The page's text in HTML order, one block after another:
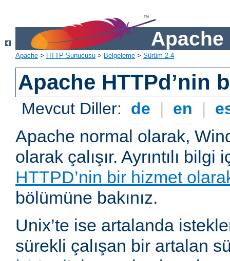
Apache
Apache > HTTP Sunucusu > Belgeleme > Sürüm 2.4
Apache HTTPd’nin
Mevcut Diller: de | en |
Apache normal olarak,
olarak çalışır. Ayrıntılı bilgi
HTTPD’nin bir hizmet olarak
bölümüne bakınız.
Unix’te ise artalanda
sürekli çalışan bir artalan